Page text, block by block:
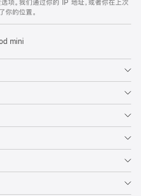
项。我们通过你的 IP 地址，或者你在上次
你的位置。
mini